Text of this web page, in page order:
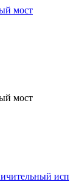
мост
мост